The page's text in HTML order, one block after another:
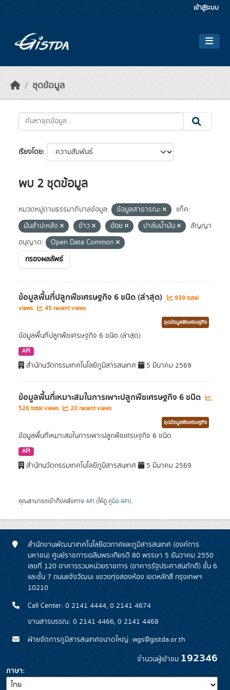
เข้าสู่ระบบ
ชุดข้อมูล
เรียงโดย
พบ 2 ชุดข้อมูล
หมวดหมู่ตามธรรมาภิบาลข้อมูล: ข้อมูลสาธารณะ
แท็ค:
มันสำปะหลัง
ข้าว อ้อย ปาล์มน้ำมัน
สัญญา
อนุญาต:
Open Data Common
กรองผลลัพธ์
ข้อมูลพื้นที่ปลูกพืชเศรษฐกิจ 6 ชนิด (ล่าสุด)
939 total
views
45 recent views
ชุดข้อมูลพืชเศรษฐกิจ
ข้อมูลพื้นที่ปลูกพืชเศรษฐกิจ 6 ชนิด (ล่าสุด)
API
สำนักนวัตกรรมเทคโนโลยีภูมิสารสนเทศ 5 มีนาคม 2569
ข้อมูลพื้นที่เหมาะสมในการเพาะปลูกพืชเศรษฐกิจ 6 ชนิด
526 total views 20 recent views
ชุดข้อมูลพืชเศรษฐกิจ
ข้อมูลพื้นที่เหมาะสมในการเพาะปลูกพืชเศรษฐกิจ 6 ชนิด
API
สำนักนวัตกรรมเทคโนโลยีภูมิสารสนเทศ 5 มีนาคม 2569
คุณสามารถเข้าถึงคลังทาง API (ให้ดู คู่มือ API).
สำนักงานพัฒนาเทคโนโลยีอวกาศและภูมิสารสนเทศ (องค์การ
มหาชน) ศูนย์ราชการเฉลิมพระเกียรติ 80 พรรษา 5 ธันวาคม 2550
เลขที่ 120 อาคารรวมหน่วยราชการ (อาคารรัฐประศาสนภักดี) ชั้น 6
และชั้น 7 ถนนแจ้งวัฒนะ แขวงทุ่งสองห้อง เขตหลักสี่ กรุงเทพฯ
10210
Call Center: 0 2141 4444, 0 2141 4674
งานสารบรรณ: 0 2141 4466, 0 2141 4468
ฝ่ายจัดการภูมิสารสนเทศขนาดใหญ่: wgs@gistda.or.th
จำนวนผู้เข้าชม 192346
ภาษา